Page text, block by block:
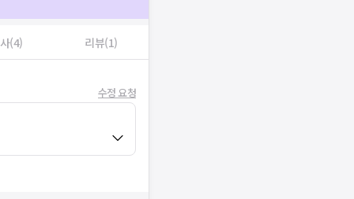
(4) 리뷰(1)
수정 요청